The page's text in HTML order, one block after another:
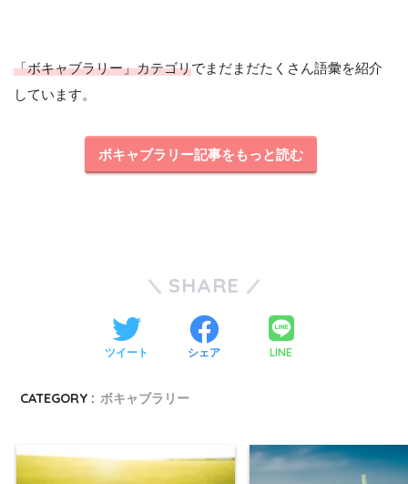
「ボキャブラリー」カテゴリでまだまだたくさん語彙を紹介
しています。
ボキャブラリー記事をもっと読む
SHARE
ツイート シェア LINE
CATEGORY : ボキャブラリー